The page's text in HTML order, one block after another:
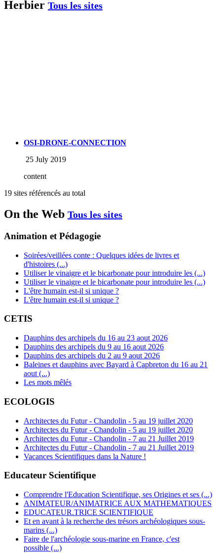
Herbier Tous les sites
OSI-DRONE-CONNECTION
25 July 2019
content
19 sites référencés au total
On the Web Tous les sites
Animation et Pédagogie
Soirées/veillées conte : Quelques idées de livres et
d'histoires (...)
Utiliser le vinaigre et le bicarbonate pour introduire les (...)
Utiliser le vinaigre et le bicarbonate pour introduire les (...)
L'être humain est-il si unique ?
L'être humain est-il si unique ?
CETIS
Dauphins des archipels du 16 au 23 aout 2026
Dauphins des archipels du 9 au 16 aout 2026
Dauphins des archipels du 2 au 9 aout 2026
Baleines et dauphins avec Bayard à Capbreton du 16 au 21
aout (...)
Les mots mêlés
ECOLOGIS
Architectes du Futur - Chandolin - 5 au 19 juillet 2020
Architectes du Futur - Chandolin - 5 au 19 juillet 2020
Architectes du Futur - Chandolin - 7 au 21 Juillet 2019
Architectes du Futur - Chandolin - 7 au 21 Juillet 2019
Vacances Scientifiques dans la Nature !
Educateur Scientifique
Comprendre l'Education Scientifique, ses Origines et ses (...)
ANIMATEUR/ANIMATRICE AUX MATHEMATIQUES
EDUCATEUR.TRICE SCIENTIFIQUE
Et en avant à la recherche des trésors archéologiques sous-
marins (...)
Faire de l'archéologie sous-marine en France, c'est
possible (...)